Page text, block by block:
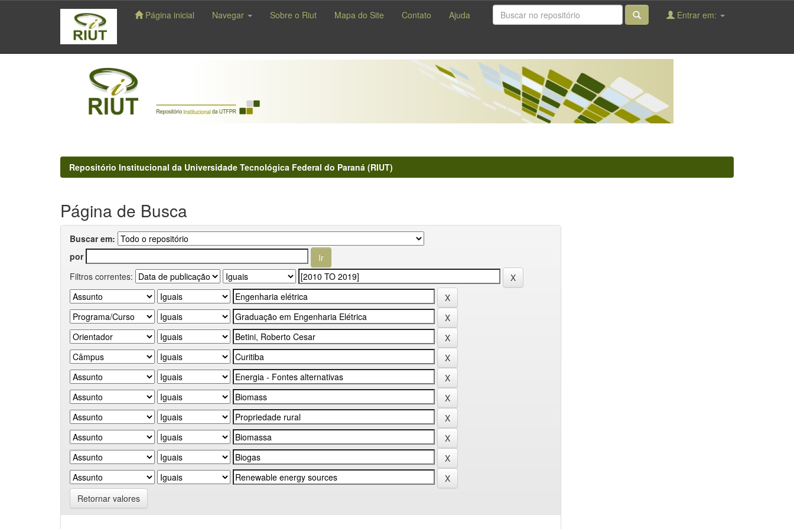
navigation
Página inicial Navegar Sobre o Riut Mapa do Site Contato Ajuda Entrar em:
Repositório Institucional da Universidade Tecnológica Federal do Paraná (RIUT)
Página de Busca
Buscar em:
por
Filtros correntes:
Retornar valores